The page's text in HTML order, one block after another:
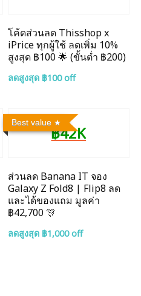
โค้ดส่วนลด Thisshop x
iPrice ทุกผู้ใช้ ลดเพิ่ม 10%
สูงสุด ฿100 🌟 (ขั้นต่ำ ฿200)
ลดสูงสุด ฿100 off
Best value
฿42K
ส่วนลด Banana IT จอง
Galaxy Z Fold8 | Flip8 ลด
และได้ของแถม มูลค่า
฿42,700 🎊
ลดสูงสุด ฿1,000 off